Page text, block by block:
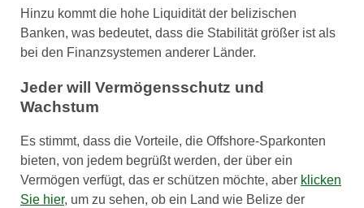
Hinzu kommt die hohe Liquidität der belizischen
Banken, was bedeutet, dass die Stabilität größer ist als
bei den Finanzsystemen anderer Länder.
Jeder will Vermögensschutz und
Wachstum
Es stimmt, dass die Vorteile, die Offshore-Sparkonten
bieten, von jedem begrüßt werden, der über ein
Vermögen verfügt, das er schützen möchte, aber klicken
Sie hier, um zu sehen, ob ein Land wie Belize der